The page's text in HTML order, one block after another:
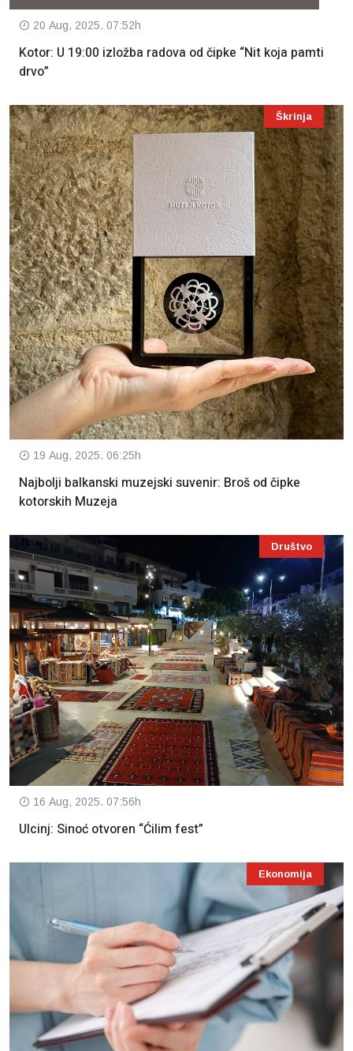
20 Aug, 2025. 07:52h
Kotor: U 19:00 izložba radova od čipke “Nit koja pamti
drvo”
Škrinja
19 Aug, 2025. 06:25h
Najbolji balkanski muzejski suvenir: Broš od čipke
kotorskih Muzeja
Društvo
16 Aug, 2025. 07:56h
Ulcinj: Sinoć otvoren “Ćilim fest”
Ekonomija